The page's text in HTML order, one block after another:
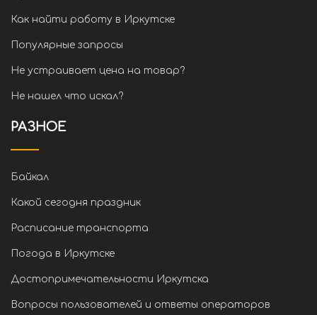
Как найти работу в Иркутске
Популярные запросы
Не устраивает цена на товар?
Не нашел что искал?
РАЗНОЕ
Байкал
Какой сегодня праздник
Расписание транспорта
Погода в Иркутске
Достопримечательности Иркутска
Вопросы пользователей и ответы операторов